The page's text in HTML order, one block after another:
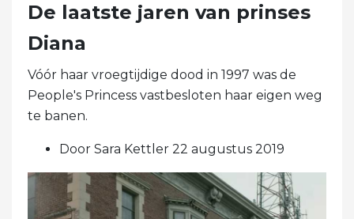
De laatste jaren van prinses
Diana
Vóór haar vroegtijdige dood in 1997 was de
People's Princess vastbesloten haar eigen weg
te banen.
Door Sara Kettler 22 augustus 2019